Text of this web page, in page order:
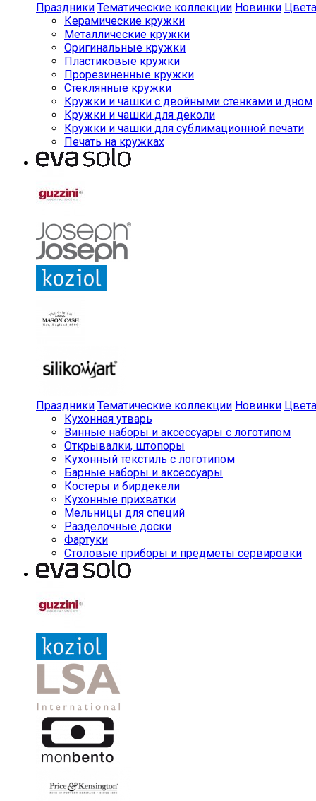
Праздники Тематические коллекции Новинки Цвета
Керамические кружки
Металлические кружки
Оригинальные кружки
Пластиковые кружки
Прорезиненные кружки
Стеклянные кружки
Кружки и чашки с двойными стенками и дном
Кружки и чашки для деколи
Кружки и чашки для сублимационной печати
Печать на кружках
Праздники Тематические коллекции Новинки Цвета
Кухонная утварь
Винные наборы и аксессуары с логотипом
Открывалки, штопоры
Кухонный текстиль с логотипом
Барные наборы и аксессуары
Костеры и бирдекели
Кухонные прихватки
Мельницы для специй
Разделочные доски
Фартуки
Столовые приборы и предметы сервировки